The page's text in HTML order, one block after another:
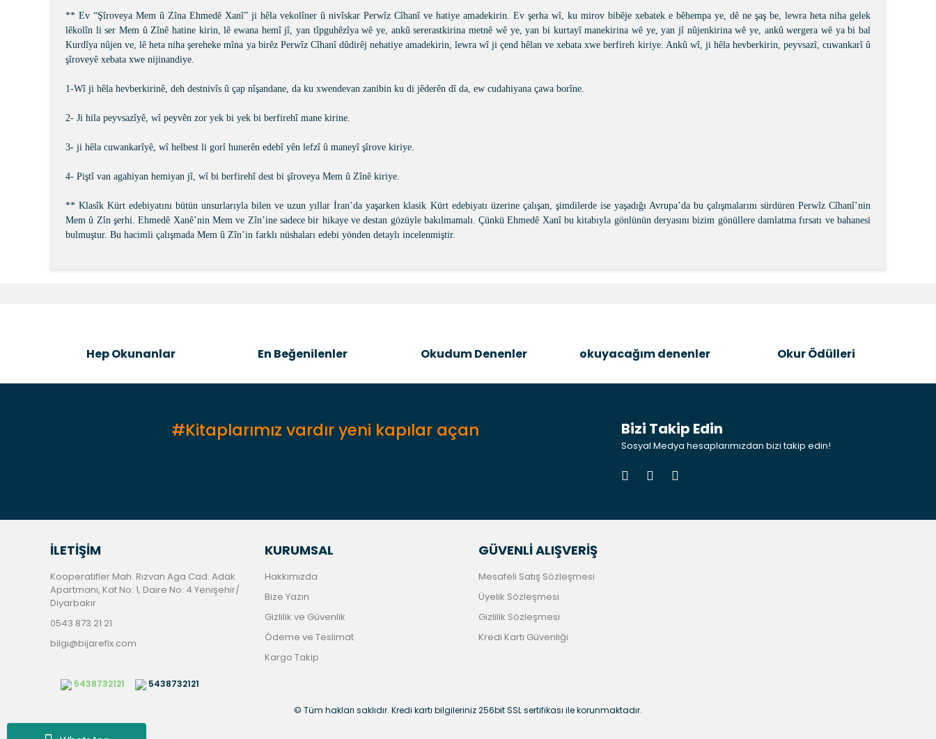
** Ev “Şîroveya Mem û Zîna Ehmedê Xanî” ji hêla vekolîner û nivîskar Perwîz Cîhanî ve hatiye amadekirin. Ev şerha wî, ku mirov bibêje xebatek e bêhempa ye, dê ne şaş be, lewra heta niha gelek
lêkolîn li ser Mem û Zînê hatine kirin, lê ewana hemî jî, yan tîpguhêzîya wê ye, ankû sererastkirina metnê wê ye, yan bi kurtayî manekirina wê ye, yan jî nûjenkirina wê ye, ankû wergera wê ya bi bal
Kurdîya nûjen ve, lê heta niha şereheke mîna ya birêz Perwîz Cîhanî dûdirêj nehatiye amadekirin, lewra wî ji çend hêlan ve xebata xwe berfireh kiriye. Ankû wî, ji hêla hevberkirin, peyvsazî, cuwankarî û
şîroveyê xebata xwe nijinandiye.
1-Wî ji hêla hevberkirinê, deh destnivîs û çap nîşandane, da ku xwendevan zanibin ku di jêderên dî da, ew cudahiyana çawa borîne.
2- Ji hila peyvsazîyê, wî peyvên zor yek bi yek bi berfirehî mane kirine.
3- ji hêla cuwankarîyê, wî helbest li gorî hunerên edebî yên lefzî û maneyî şîrove kiriye.
4- Piştî van agahiyan hemiyan jî, wî bi berfirehî dest bi şîroveya Mem û Zînê kiriye.
** Klasîk Kürt edebiyatını bütün unsurlarıyla bilen ve uzun yıllar İran’da yaşarken klasik Kürt edebiyatı üzerine çalışan, şimdilerde ise yaşadığı Avrupa’da bu çalışmalarını sürdüren Perwîz Cîhanî’nin
Mem û Zîn şerhi. Ehmedê Xanê’nin Mem ve Zîn’ine sadece bir hikaye ve destan gözüyle bakılmamalı. Çünkü Ehmedê Xanî bu kitabıyla gönlünün deryasını bizim gönüllere damlatma fırsatı ve bahanesi
bulmuştur. Bu hacimli çalışmada Mem û Zîn’in farklı nüshaları edebi yönden detaylı incelenmiştir.
Ürün bilgilerinde hatalar bulunuyor.
Hep Okunanlar En Beğenilenler Okudum Denenler okuyacağım denenler Okur Ödülleri
#Kitaplarımız vardır yeni kapılar açan Bizi Takip Edin
Sosyal Medya hesaplarımızdan bizi takip edin!
İLETİŞİM
Kooperatifler Mah. Rızvan Aga Cad. Adak
Apartmanı, Kat No: 1, Daire No: 4 Yenişehir/
Diyarbakır
0543 873 21 21
bilgi@bijarefix.com
KURUMSAL
Hakkımızda
Bize Yazın
Gizlilik ve Güvenlik
Ödeme ve Teslimat
Kargo Takip
GÜVENLİ ALIŞVERİŞ
Mesafeli Satış Sözleşmesi
Üyelik Sözleşmesi
Gizlilik Sözleşmesi
Kredi Kartı Güvenliği
5438732121 5438732121
© Tüm hakları saklıdır. Kredi kartı bilgileriniz 256bit SSL sertifikası ile korunmaktadır.